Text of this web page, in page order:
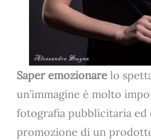
Saper emozionare lo
un’immagine è molto
fotografia pubblicitaria
promozione di un